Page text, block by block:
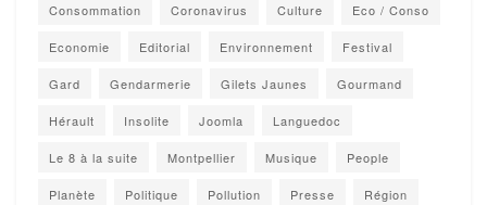
Consommation Coronavirus Culture Eco / Conso
Economie Editorial Environnement Festival
Gard Gendarmerie Gilets Jaunes Gourmand
Hérault Insolite Joomla Languedoc
Le 8 à la suite Montpellier Musique People
Planète Politique Pollution Presse Région